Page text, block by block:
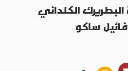
البطريرك الكلداني
ساكو